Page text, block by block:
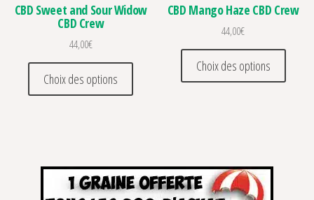
CBD Sweet and Sour Widow
CBD Crew
44,00€
Choix des options
Ce produit a plusieurs variations. Les
CBD Mango Haze CBD Crew
44,00€
Choix des options
Ce